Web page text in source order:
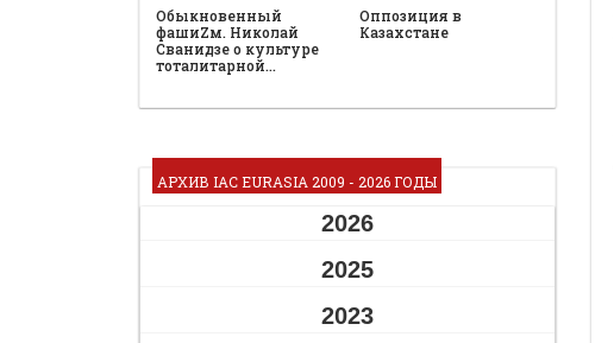
Обыкновенный
фашиZм. Николай
Сванидзе о культуре
тоталитарной…
Оппозиция в
Казахстане
АРХИВ IAC EURASIA 2009 - 2026 ГОДЫ
2026
2025
2023